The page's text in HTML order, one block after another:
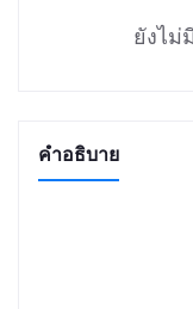
ยังไม่
คำอธิบาย